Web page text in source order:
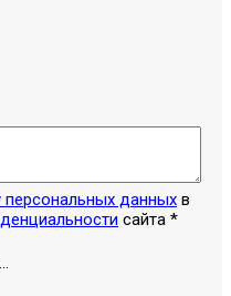
персональных данных в
сайта *